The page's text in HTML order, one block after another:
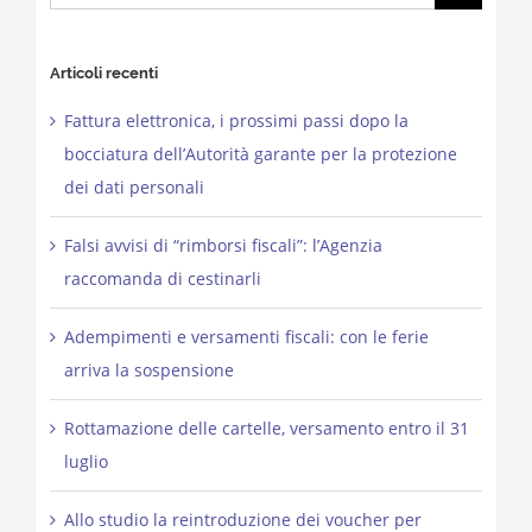
for:
Articoli recenti
Fattura elettronica, i prossimi passi dopo la
bocciatura dell’Autorità garante per la protezione
dei dati personali
Falsi avvisi di “rimborsi fiscali”: l’Agenzia
raccomanda di cestinarli
Adempimenti e versamenti fiscali: con le ferie
arriva la sospensione
Rottamazione delle cartelle, versamento entro il 31
luglio
Allo studio la reintroduzione dei voucher per